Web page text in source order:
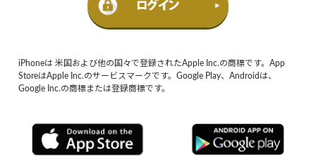
iPhoneは 米国および他の国々で登録されたApple Inc.の商標です。App
StoreはApple Inc.のサービスマークです。Google Play、Androidは、
Google Inc.の商標または登録商標です。